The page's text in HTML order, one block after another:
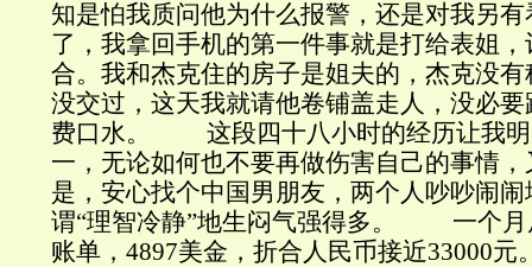
知是怕我质问他为什么报警，还是对我另
了，我拿回手机的第一件事就是打给表姐
合。我和杰克住的房子是姐夫的，杰克没
没交过，这天我就请他卷铺盖走人，没必
费口水。 这段四十八小时的经历让我明
一，无论如何也不要再做伤害自己的事情
是，安心找个中国男朋友，两个人吵吵闹
谓“理智冷静”地生闷气强得多。 一个月
账单，4897美金，折合人民币接近33000元